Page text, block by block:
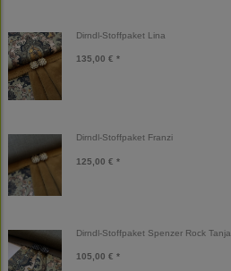
Dirndl-Stoffpaket Lina
135,00 € *
Dirndl-Stoffpaket Franzi
125,00 € *
Dirndl-Stoffpaket Spenzer Rock Tanja
105,00 € *